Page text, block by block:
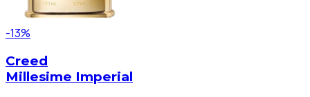
-13%
Creed
Millesime Imperial